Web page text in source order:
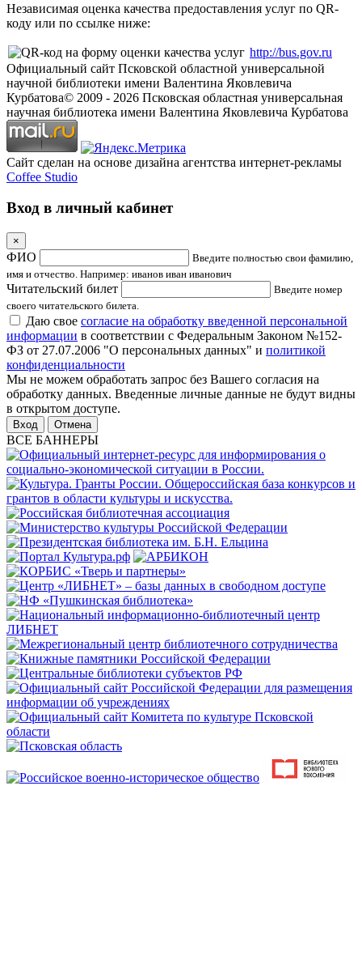
Независимая оценка качества предоставления услуг по QR-
коду или по ссылке ниже:
http://bus.gov.ru
Официальный сайт Псковской областной универсальной
научной библиотеки имени Валентина Яковлевича
Курбатова© 2009 - 2026 Псковская областная универсальная
научная библиотека имени Валентина Яковлевича Курбатова
Сайт сделан на основе дизайна агентства интернет-рекламы
Coffee Studio
Вход в личный кабинет
×
ФИО
Введите полностью свои фамилию,
имя и отчество. Например: иванов иван иванович
Читательский билет
Введите номер
своего читательского билета.
Даю свое согласие на обработку введенной персональной
информации в соответствии с Федеральным Законом №152-
ФЗ от 27.07.2006 "О персональных данных" и политикой
конфиденциальности
Мы не можем обработать запрос без Вашего согласия на
обработку данных. Введенные личные данные не будут видны
в открытом доступе.
Отмена
ВСЕ БАННЕРЫ